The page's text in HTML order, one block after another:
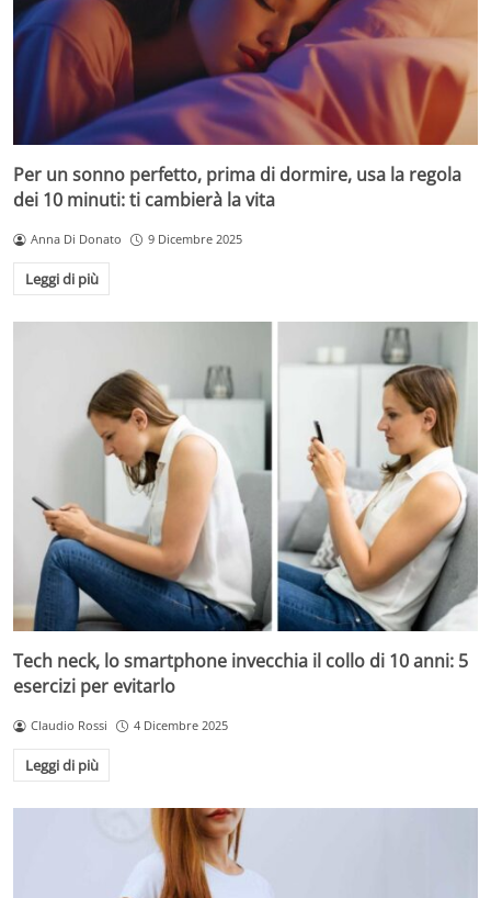
Per un sonno perfetto, prima di dormire, usa la regola
dei 10 minuti: ti cambierà la vita
Anna Di Donato 9 Dicembre 2025
Leggi di più
Tech neck, lo smartphone invecchia il collo di 10 anni: 5
esercizi per evitarlo
Claudio Rossi 4 Dicembre 2025
Leggi di più